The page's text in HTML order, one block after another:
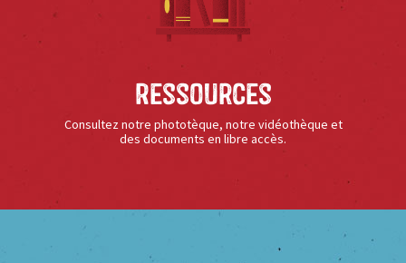
Ressources
Consultez notre phototèque, notre vidéothèque et
des documents en libre accès.